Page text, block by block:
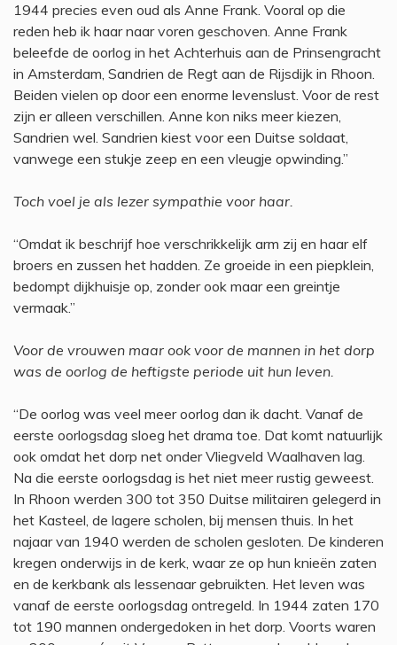
1944 precies even oud als Anne Frank. Vooral op die
reden heb ik haar naar voren geschoven. Anne Frank
beleefde de oorlog in het Achterhuis aan de Prinsengracht
in Amsterdam, Sandrien de Regt aan de Rijsdijk in Rhoon.
Beiden vielen op door een enorme levenslust. Voor de rest
zijn er alleen verschillen. Anne kon niks meer kiezen,
Sandrien wel. Sandrien kiest voor een Duitse soldaat,
vanwege een stukje zeep en een vleugje opwinding.”
Toch voel je als lezer sympathie voor haar.
“Omdat ik beschrijf hoe verschrikkelijk arm zij en haar elf
broers en zussen het hadden. Ze groeide in een piepklein,
bedompt dijkhuisje op, zonder ook maar een greintje
vermaak.”
Voor de vrouwen maar ook voor de mannen in het dorp
was de oorlog de heftigste periode uit hun leven.
“De oorlog was veel meer oorlog dan ik dacht. Vanaf de
eerste oorlogsdag sloeg het drama toe. Dat komt natuurlijk
ook omdat het dorp net onder Vliegveld Waalhaven lag.
Na die eerste oorlogsdag is het niet meer rustig geweest.
In Rhoon werden 300 tot 350 Duitse militairen gelegerd in
het Kasteel, de lagere scholen, bij mensen thuis. In het
najaar van 1940 werden de scholen gesloten. De kinderen
kregen onderwijs in de kerk, waar ze op hun knieën zaten
en de kerkbank als lessenaar gebruikten. Het leven was
vanaf de eerste oorlogsdag ontregeld. In 1944 zaten 170
tot 190 mannen ondergedoken in het dorp. Voorts waren